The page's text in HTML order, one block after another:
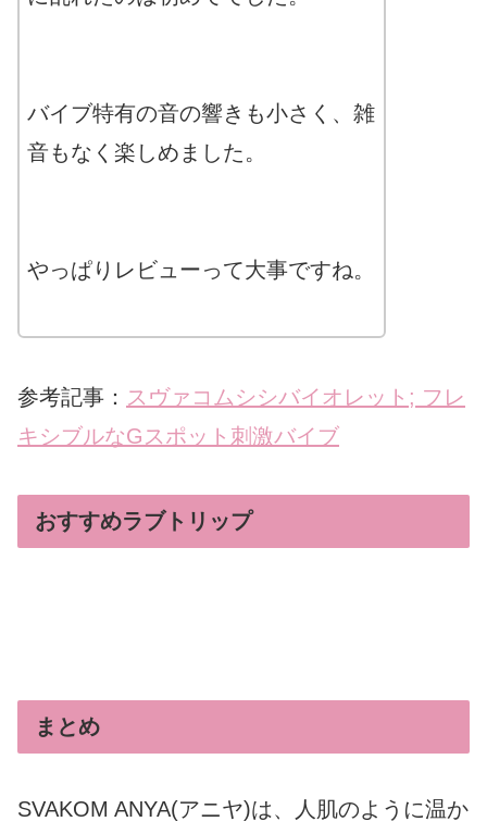
バイブ特有の音の響きも小さく、雑
音もなく楽しめました。
やっぱりレビューって大事ですね。
参考記事： スヴァコムシシバイオレット; フレ
キシブルなGスポット刺激バイブ
おすすめラブトリップ
まとめ
SVAKOM ANYA(アニヤ)は、人肌のように温か